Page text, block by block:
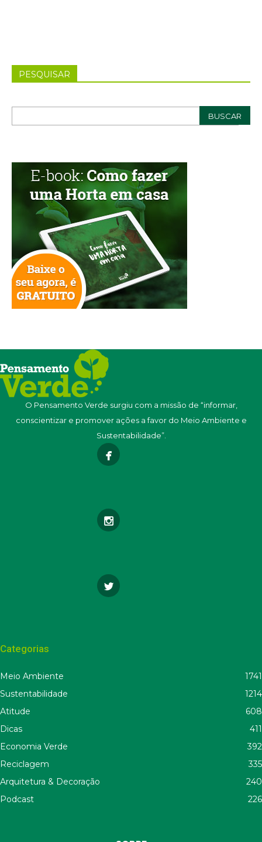
PESQUISAR
O Pensamento Verde surgiu com a missão de “informar,
conscientizar e promover ações a favor do Meio Ambiente e
Sustentabilidade”.
Categorias
Meio Ambiente
1741
Sustentabilidade
1214
Atitude
608
Dicas
411
Economia Verde
392
Reciclagem
335
Arquitetura & Decoração
240
Podcast
226